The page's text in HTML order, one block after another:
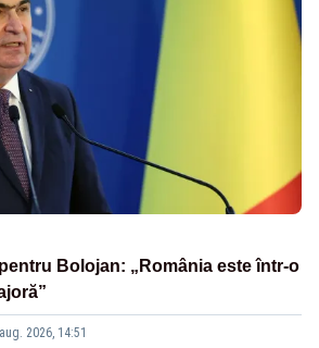
Bolojan: „România este într-o
2026, 14:51